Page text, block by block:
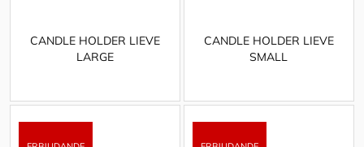
CANDLE HOLDER LIEVE
LARGE
CANDLE HOLDER LIEVE
SMALL